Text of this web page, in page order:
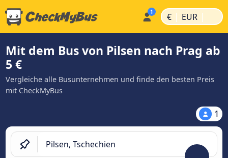
€ | EUR |
Mit dem Bus von Pilsen nach Prag ab
5 €
Vergleiche alle Busunternehmen und finde den besten Preis
mit CheckMyBus
1